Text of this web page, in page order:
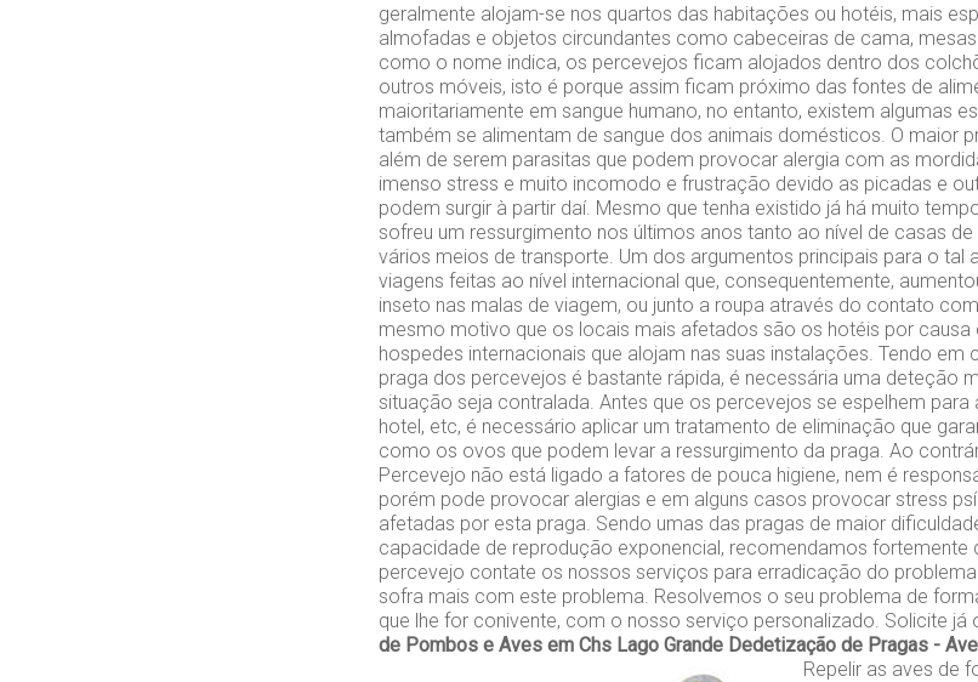
geralmente alojam-se nos quartos das habitações ou hotéis, mais
almofadas e objetos circundantes como cabeceiras de cama,
como o nome indica, os percevejos ficam alojados dentro dos
outros móveis, isto é porque assim ficam próximo das fontes de
maioritariamente em sangue humano, no entanto, existem algumas
também se alimentam de sangue dos animais domésticos. O maior
além de serem parasitas que podem provocar alergia com as
imenso stress e muito incomodo e frustração devido as picadas e
podem surgir à partir daí. Mesmo que tenha existido já há muito
sofreu um ressurgimento nos últimos anos tanto ao nível de casas
vários meios de transporte. Um dos argumentos principais para o tal
viagens feitas ao nível internacional que, consequentemente,
inseto nas malas de viagem, ou junto a roupa através do contato
mesmo motivo que os locais mais afetados são os hotéis por causa
hospedes internacionais que alojam nas suas instalações. Tendo
praga dos percevejos é bastante rápida, é necessária uma deteção
situação seja contralada. Antes que os percevejos se espelhem para
hotel, etc, é necessário aplicar um tratamento de eliminação que
como os ovos que podem levar a ressurgimento da praga. Ao
Percevejo não está ligado a fatores de pouca higiene, nem é
porém pode provocar alergias e em alguns casos provocar stress
afetadas por esta praga. Sendo umas das pragas de maior
capacidade de reprodução exponencial, recomendamos fortemente
percevejo contate os nossos serviços para erradicação do
sofra mais com este problema. Resolvemos o seu problema de
que lhe for conivente, com o nosso serviço personalizado. Solicite já
de Pombos e Aves em Chs Lago Grande Dedetização de Pragas -
Repelir as aves de